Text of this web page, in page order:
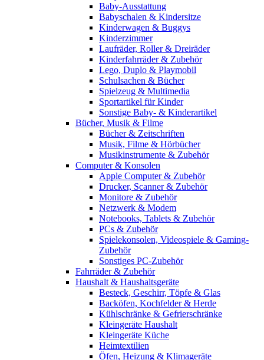
Baby-Ausstattung
Babyschalen & Kindersitze
Kinderwagen & Buggys
Kinderzimmer
Laufräder, Roller & Dreiräder
Kinderfahrräder & Zubehör
Lego, Duplo & Playmobil
Schulsachen & Bücher
Spielzeug & Multimedia
Sportartikel für Kinder
Sonstige Baby- & Kinderartikel
Bücher, Musik & Filme
Bücher & Zeitschriften
Musik, Filme & Hörbücher
Musikinstrumente & Zubehör
Computer & Konsolen
Apple Computer & Zubehör
Drucker, Scanner & Zubehör
Monitore & Zubehör
Netzwerk & Modem
Notebooks, Tablets & Zubehör
PCs & Zubehör
Spielekonsolen, Videospiele & Gaming-
Zubehör
Sonstiges PC-Zubehör
Fahrräder & Zubehör
Haushalt & Haushaltsgeräte
Besteck, Geschirr, Töpfe & Glas
Backöfen, Kochfelder & Herde
Kühlschränke & Gefrierschränke
Kleingeräte Haushalt
Kleingeräte Küche
Heimtextilien
Öfen, Heizung & Klimageräte